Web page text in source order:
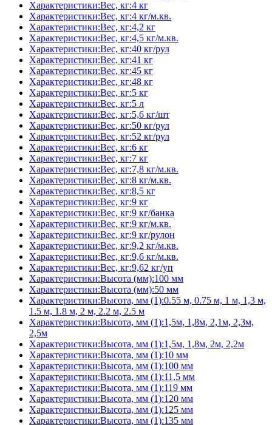
Характеристики:Вес, кг:4 кг
Характеристики:Вес, кг:4 кг/м.кв.
Характеристики:Вес, кг:4,2 кг
Характеристики:Вес, кг:4,5 кг/м.кв.
Характеристики:Вес, кг:40 кг/рул
Характеристики:Вес, кг:41 кг
Характеристики:Вес, кг:45 кг
Характеристики:Вес, кг:48 кг
Характеристики:Вес, кг:5 кг
Характеристики:Вес, кг:5 л
Характеристики:Вес, кг:5,6 кг/шт
Характеристики:Вес, кг:50 кг/рул
Характеристики:Вес, кг:52 кг/рул
Характеристики:Вес, кг:6 кг
Характеристики:Вес, кг:7 кг
Характеристики:Вес, кг:7,8 кг/м.кв.
Характеристики:Вес, кг:8 кг/м.кв.
Характеристики:Вес, кг:8,5 кг
Характеристики:Вес, кг:9 кг
Характеристики:Вес, кг:9 кг/банка
Характеристики:Вес, кг:9 кг/м.кв.
Характеристики:Вес, кг:9 кг/рулон
Характеристики:Вес, кг:9,2 кг/м.кв.
Характеристики:Вес, кг:9,6 кг/м.кв.
Характеристики:Вес, кг:9,62 кг/уп
Характеристики:Высота (мм):100 мм
Характеристики:Высота (мм):50 мм
Характеристики:Высота, мм (1):0.55 м, 0.75 м, 1 м, 1,3 м,
1.5 м, 1.8 м, 2 м, 2.2 м, 2.5 м
Характеристики:Высота, мм (1):1,5м, 1,8м, 2,1м, 2,3м,
2,5м
Характеристики:Высота, мм (1):1,5м, 1,8м, 2м, 2,2м
Характеристики:Высота, мм (1):10 мм
Характеристики:Высота, мм (1):100 мм
Характеристики:Высота, мм (1):11,5 мм
Характеристики:Высота, мм (1):119 мм
Характеристики:Высота, мм (1):120 мм
Характеристики:Высота, мм (1):125 мм
Характеристики:Высота, мм (1):135 мм